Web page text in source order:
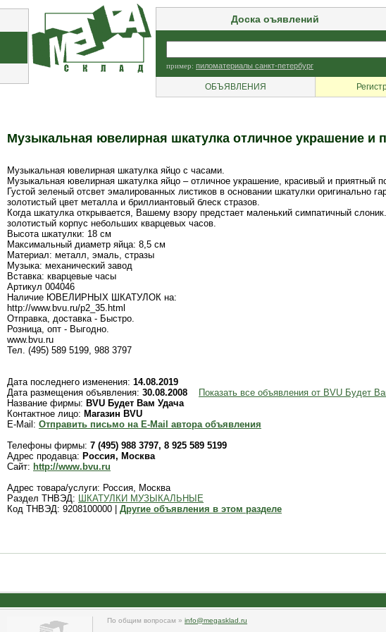
Доска оъявлений
пример: пиломатериалы санкт-петербург
ОБЪЯВЛЕНИЯ
Музыкальная ювелирная шкатулка отличное украшение и
Музыкальная ювелирная шкатулка яйцо с часами.
Музыкальная ювелирная шкатулка яйцо – отличное украшение, красивый и приятный
Густой зеленый отсвет эмалированных листиков в основании шкатулки оригинально
золотистый цвет металла и бриллиантовый блеск стразов.
Когда шкатулка открывается, Вашему взору предстает маленький симпатичный
золотистый корпус небольших кварцевых часов.
Высота шкатулки: 18 см
Максимальный диаметр яйца: 8,5 см
Материал: металл, эмаль, стразы
Музыка: механический завод
Вставка: кварцевые часы
Артикул 004046
Наличие ЮВЕЛИРНЫХ ШКАТУЛОК на:
http://www.bvu.ru/p2_35.html
Отправка, доставка - Быстро.
Розница, опт - Выгодно.
www.bvu.ru
Тел. (495) 589 5199, 988 3797
Дата последнего изменения: 14.08.2019
Дата размещения объявления: 30.08.2008
Показать все объявления от BVU Будет
Название фирмы: BVU Будет Вам Удача
Контактное лицо: Магазин BVU
E-Mail: Отправить письмо на E-Mail автора объявления
Телефоны фирмы: 7 (495) 988 3797, 8 925 589 5199
Адрес продавца: Россия, Москва
Сайт: http://www.bvu.ru
Адрес товара/услуги: Россия, Москва
Раздел ТНВЭД: ШКАТУЛКИ МУЗЫКАЛЬНЫЕ
Код ТНВЭД: 9208100000 | Другие объявления в этом разделе
По общим вопросам » info@megasklad.ru